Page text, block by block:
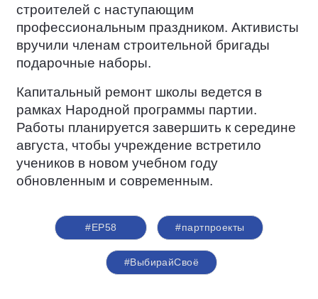
строителей с наступающим
профессиональным праздником. Активисты
вручили членам строительной бригады
подарочные наборы.
Капитальный ремонт школы ведется в
рамках Народной программы партии.
Работы планируется завершить к середине
августа, чтобы учреждение встретило
учеников в новом учебном году
обновленным и современным.
#ЕР58 #партпроекты
#ВыбирайСвоё